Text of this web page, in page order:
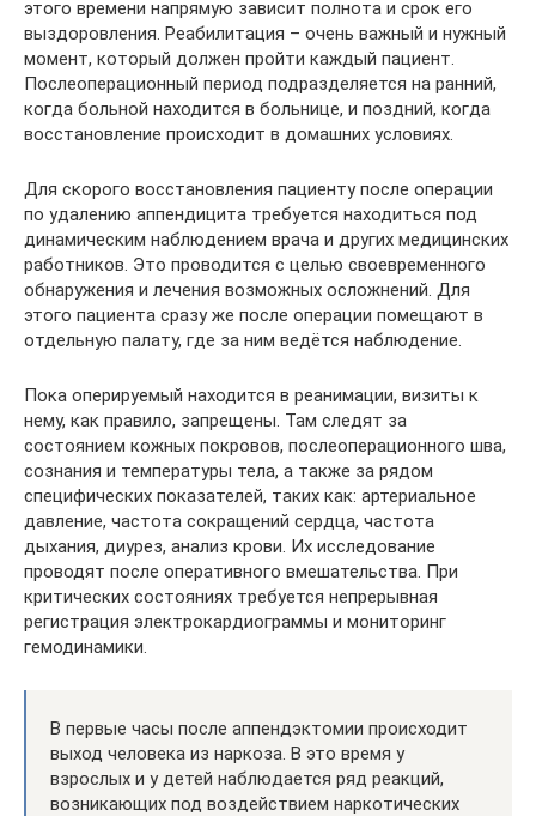
этого времени напрямую зависит полнота и срок его
выздоровления. Реабилитация – очень важный и нужный
момент, который должен пройти каждый пациент.
Послеоперационный период подразделяется на ранний,
когда больной находится в больнице, и поздний, когда
восстановление происходит в домашних условиях.
Для скорого восстановления пациенту после операции
по удалению аппендицита требуется находиться под
динамическим наблюдением врача и других медицинских
работников. Это проводится с целью своевременного
обнаружения и лечения возможных осложнений. Для
этого пациента сразу же после операции помещают в
отдельную палату, где за ним ведётся наблюдение.
Пока оперируемый находится в реанимации, визиты к
нему, как правило, запрещены. Там следят за
состоянием кожных покровов, послеоперационного шва,
сознания и температуры тела, а также за рядом
специфических показателей, таких как: артериальное
давление, частота сокращений сердца, частота
дыхания, диурез, анализ крови. Их исследование
проводят после оперативного вмешательства. При
критических состояниях требуется непрерывная
регистрация электрокардиограммы и мониторинг
гемодинамики.
В первые часы после аппендэктомии происходит
выход человека из наркоза. В это время у
взрослых и у детей наблюдается ряд реакций,
возникающих под воздействием наркотических